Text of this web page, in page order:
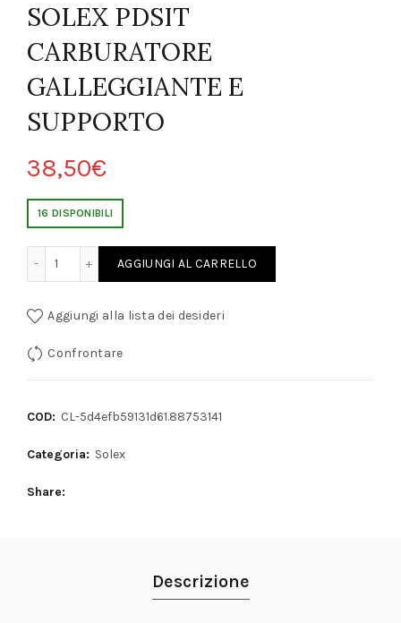
SOLEX PDSIT
CARBURATORE
GALLEGGIANTE E
SUPPORTO
38,50€
16 DISPONIBILI
AGGIUNGI AL CARRELLO
Aggiungi alla lista dei desideri
Confrontare
COD: CL-5d4efb59131d61.88753141
Categoria: Solex
Share
Descrizione